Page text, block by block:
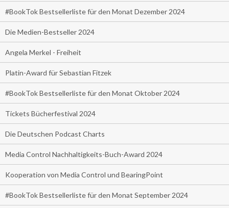
#BookTok Bestsellerliste für den Monat Dezember 2024
Die Medien-Bestseller 2024
Angela Merkel - Freiheit
Platin-Award für Sebastian Fitzek
#BookTok Bestsellerliste für den Monat Oktober 2024
Tickets Bücherfestival 2024
Die Deutschen Podcast Charts
Media Control Nachhaltigkeits-Buch-Award 2024
Kooperation von Media Control und BearingPoint
#BookTok Bestsellerliste für den Monat September 2024